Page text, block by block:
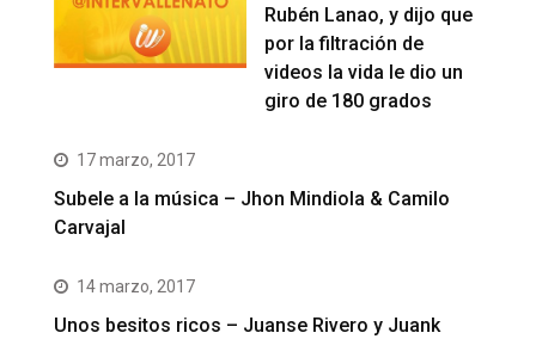
Rubén Lanao, y dijo que
por la filtración de
videos la vida le dio un
giro de 180 grados
17 marzo, 2017
Subele a la música – Jhon Mindiola & Camilo
Carvajal
14 marzo, 2017
Unos besitos ricos – Juanse Rivero y Juank